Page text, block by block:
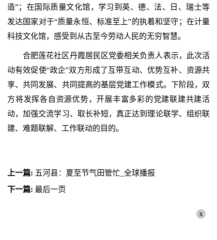
造”；在国际质量文化馆，学习到英、德、法、日、瑞士等
发达国家对于“质量永恒、标准至上”的执着和坚守；在计量
科技文化馆，感受到从古至今劳动人民的无穷智慧。
合肥莲花社区丹霞居民区党委相关负责人表示，此次活
动有效促使“政企”双方形成了互带互动、优势互补、资源共
享、共同发展、共同提高的基层党建工作模式。下阶段，双
方将发挥各自资源优势，开展丰富多彩的党建联建共建活
动，加强交流学习、取长补短，真正达到理论联学、组织联
建、难题联解、工作联动的目的。
上一篇: 五河县：夏至节气田管忙_全球播报
下一篇: 最后一页
x